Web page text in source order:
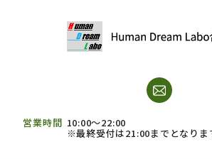
営業時間 10:00～22:00
※最終受付は21:00までとなりま